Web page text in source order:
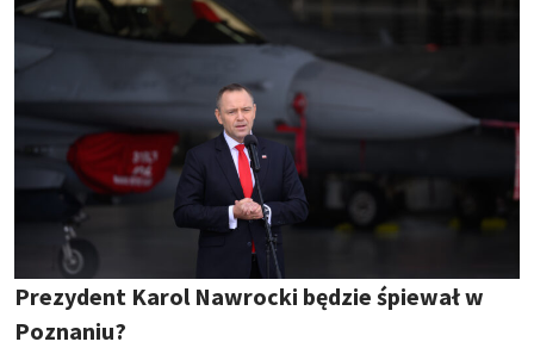
Prezydent Karol Nawrocki będzie śpiewał w
Poznaniu?